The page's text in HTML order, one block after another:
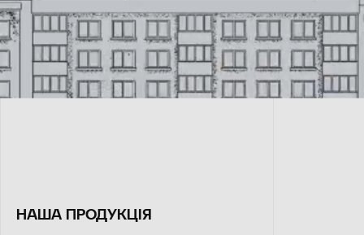
НАША ПРОДУКЦІЯ